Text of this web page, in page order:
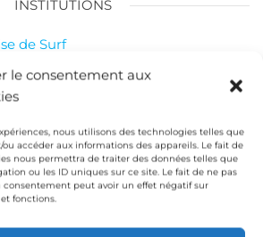
le consentement aux
nous utilisons des technologies telles que
accéder aux informations des appareils. Le fait de
nous permettra de traiter des données telles que
ou les ID uniques sur ce site. Le fait de ne pas
peut avoir un effet négatif sur
fonctions.
INSTITUTIONS
de Surf
de la Gironde
Aquitaine